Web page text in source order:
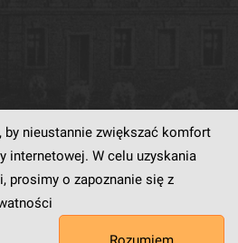
by nieustannie zwiększać komfort
internetowej. W celu uzyskania
prosimy o zapoznanie się z